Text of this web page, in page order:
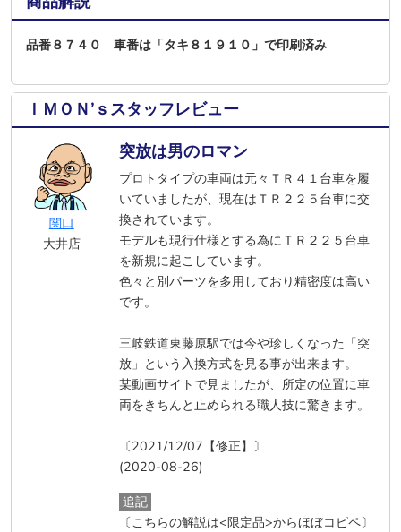
品番８７４０ 車番は「タキ８１９１０」で印刷済み
ＩＭＯＮ’ｓスタッフレビュー
関口
大井店
突放は男のロマン
プロトタイプの車両は元々ＴＲ４１台車を履
いていましたが、現在はＴＲ２２５台車に交
換されています。
モデルも現行仕様とする為にＴＲ２２５台車
を新規に起こしています。
色々と別パーツを多用しており精密度は高い
です。
三岐鉄道東藤原駅では今や珍しくなった「突
放」という入換方式を見る事が出来ます。
某動画サイトで見ましたが、所定の位置に車
両をきちんと止められる職人技に驚きます。
〔2021/12/07【修正】〕
(2020-08-26)
追記
〔こちらの解説は<限定品>からほぼコピペ〕